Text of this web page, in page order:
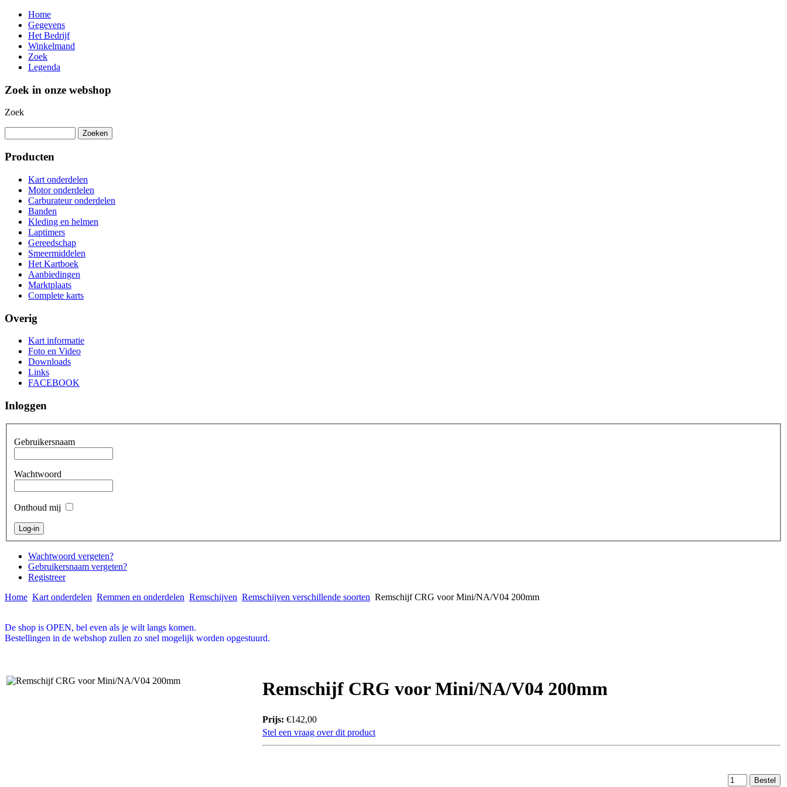
Home
Gegevens
Het Bedrijf
Winkelmand
Zoek
Legenda
Zoek in onze webshop
Zoek
Producten
Kart onderdelen
Motor onderdelen
Carburateur onderdelen
Banden
Kleding en helmen
Laptimers
Gereedschap
Smeermiddelen
Het Kartboek
Aanbiedingen
Marktplaats
Complete karts
Overig
Kart informatie
Foto en Video
Downloads
Links
FACEBOOK
Inloggen
Gebruikersnaam
Wachtwoord
Onthoud mij
Wachtwoord vergeten?
Gebruikersnaam vergeten?
Registreer
Home Kart onderdelen Remmen en onderdelen Remschijven Remschijven verschillende soorten Remschijf CRG voor Mini/NA/V04 200mm
De shop is OPEN, bel even als je wilt langs komen.
Bestellingen in de webshop zullen zo snel mogelijk worden opgestuurd.
Remschijf CRG voor Mini/NA/V04 200mm
Prijs: €142,00
Stel een vraag over dit product